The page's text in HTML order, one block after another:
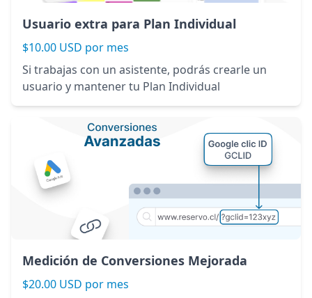
Usuario extra para Plan Individual
$10.00 USD por mes
Si trabajas con un asistente, podrás crearle un
usuario y mantener tu Plan Individual
Medición de Conversiones Mejorada
$20.00 USD por mes